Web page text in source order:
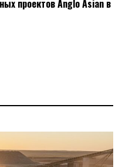
проектов Anglo Asian в